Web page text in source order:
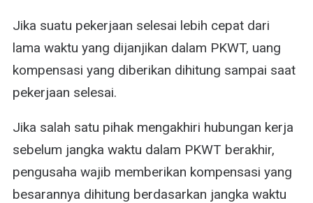
Jika suatu pekerjaan selesai lebih cepat dari
lama waktu yang dijanjikan dalam PKWT, uang
kompensasi yang diberikan dihitung sampai saat
pekerjaan selesai.
Jika salah satu pihak mengakhiri hubungan kerja
sebelum jangka waktu dalam PKWT berakhir,
pengusaha wajib memberikan kompensasi yang
besarannya dihitung berdasarkan jangka waktu